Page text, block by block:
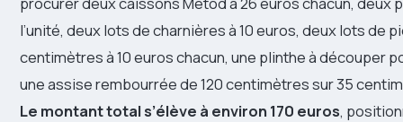
l’unité, deux lots de charnières à 10 euros, deux lots de
centimètres à 10 euros chacun, une plinthe à découper
une assise rembourrée de 120 centimètres sur 35
Le montant total s’élève à environ 170 euros,